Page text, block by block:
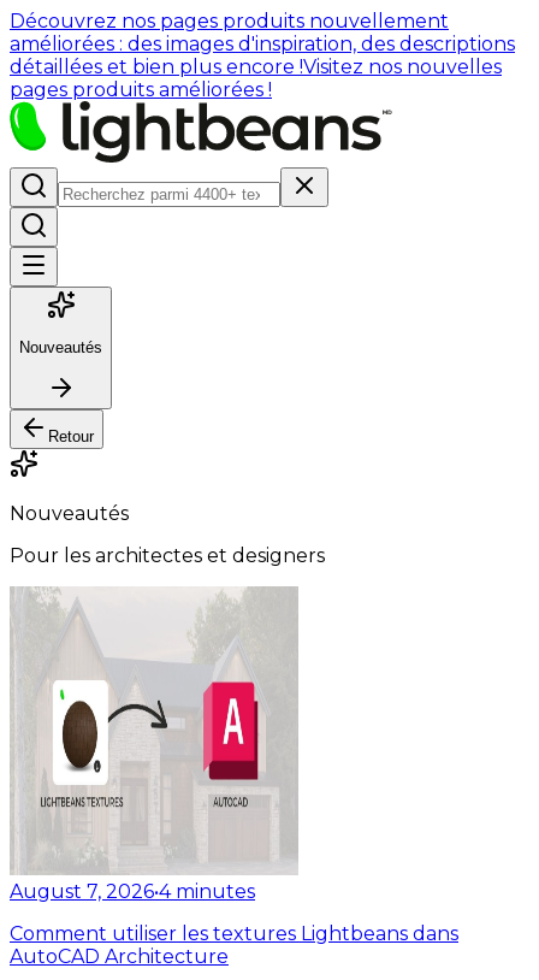
Découvrez nos pages produits nouvellement
améliorées : des images d'inspiration, des descriptions
détaillées et bien plus encore !Visitez nos nouvelles
pages produits améliorées !
Nouveautés
Retour
Nouveautés
Pour les architectes et designers
August 7, 2026•4 minutes
Comment utiliser les textures Lightbeans dans
AutoCAD Architecture